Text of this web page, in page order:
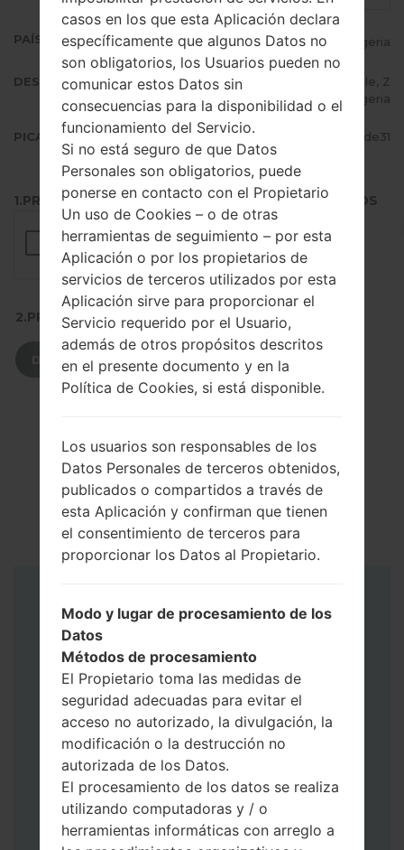
PAÍS (UN/EL PAÍS) Nigeria
DESCRIPCIÓN
Etisalat, MTN Nigeria, Glo Mobile, Z
ain Nigeria
PICADILLO 15b37d8ed58a8637dad4e91970a2de31
1.PRESIONE EL BOTÓN PARA CARGAR LOS ARCHIVOS
2.PRESIONE PARA DESCARGAR
DESCARGAR
Instrucciones
casos en los que esta Aplicación declara
específicamente que algunos Datos no
son obligatorios, los Usuarios pueden no
comunicar estos Datos sin
consecuencias para la disponibilidad o el
funcionamiento del Servicio.
Si no está seguro de que Datos
Personales son obligatorios, puede
ponerse en contacto con el Propietario
Un uso de Cookies – o de otras
herramientas de seguimiento – por esta
Aplicación o por los propietarios de
servicios de terceros utilizados por esta
Aplicación sirve para proporcionar el
Servicio requerido por el Usuario,
además de otros propósitos descritos
en el presente documento y en la
Política de Cookies, si está disponible.
Los usuarios son responsables de los
Datos Personales de terceros obtenidos,
publicados o compartidos a través de
esta Aplicación y confirman que tienen
el consentimiento de terceros para
proporcionar los Datos al Propietario.
Modo y lugar de procesamiento de los
Datos
Métodos de procesamiento
El Propietario toma las medidas de
seguridad adecuadas para evitar el
acceso no autorizado, la divulgación, la
modificación o la destrucción no
autorizada de los Datos.
El procesamiento de los datos se realiza
utilizando computadoras y / o
herramientas informáticas con arreglo a